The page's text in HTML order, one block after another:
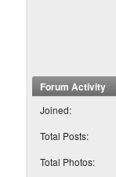
Forum Activity
Joined:
Total Posts:
Total Photos: